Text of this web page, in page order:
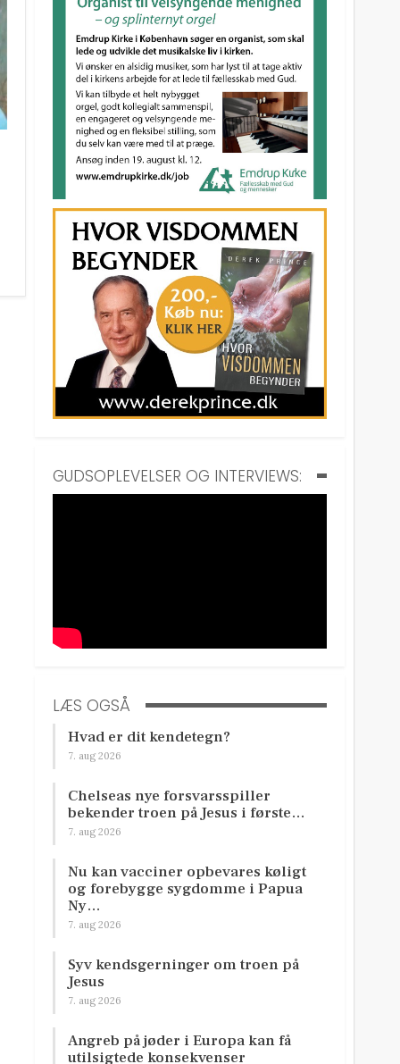
GUDSOPLEVELSER OG INTERVIEWS:
LÆS OGSÅ
Hvad er dit kendetegn?
7. aug 2026
Chelseas nye forsvarsspiller
bekender troen på Jesus i første…
7. aug 2026
Nu kan vacciner opbevares køligt
og forebygge sygdomme i Papua
Ny…
7. aug 2026
Syv kendsgerninger om troen på
Jesus
7. aug 2026
Angreb på jøder i Europa kan få
utilsigtede konsekvenser